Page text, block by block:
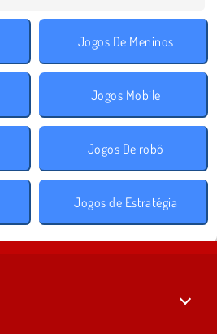
Jogos De Meninos
Jogos Mobile
Jogos De robô
Jogos de Estratégia